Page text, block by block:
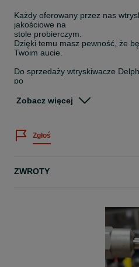
Każdy oferowany przez nas
jakościowe na
stole probierczym.
Dzięki temu masz pewność, że
Twoim aucie.
Do sprzedaży wtryskiwacze
po
pozytywne
wyniki testów.
-CITROËN C4 DS5 JUMPY
-FORD KUGA II MONDEO V 2.0
-PEUGEOT 3008, 308,
NUMERY ZAMIENNE:
Zobacz więcej
Zgłoś
ZWROTY